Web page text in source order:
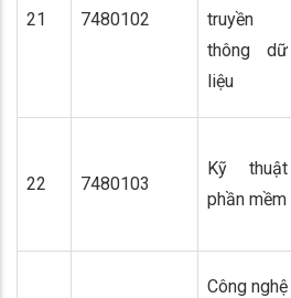
21 7480102
truyền
thông dữ
liệu
22 7480103
Kỹ thuật
phần mềm
Công nghệ